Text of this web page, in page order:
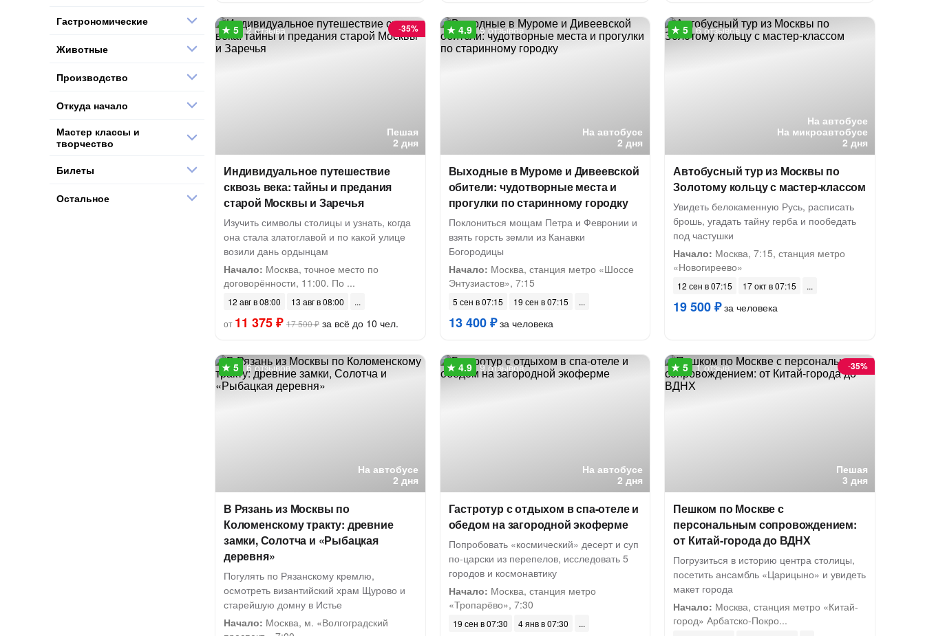
Пешая
2 дня
-35%
2 отзыва
Индивидуальное путешествие
сквозь века: тайны и предания
старой Москвы и Заречья
Изучить символы столицы и узнать, когда
она стала златоглавой и по какой улице
возили дань ордынцам
Начало: Москва, точное место по
договорённости, 11:00. По ...
12 авг в 08:00
13 авг в 08:00
от 11 375 ₽ 17 500 ₽ за всё до 10 чел.
На автобусе
2 дня
9 отзывов
Выходные в Муроме и Дивеевской
обители: чудотворные места и
прогулки по старинному городку
Поклониться мощам Петра и Февронии и
взять горсть земли из Канавки
Богородицы
Начало: Москва, станция метро «Шоссе
Энтузиастов», 7:15
5 сен в 07:15 19 сен в 07:15
13 400 ₽за человека
На автобусе
На микроавтобусе
2 дня
6 отзывов
Автобусный тур из Москвы по
Золотому кольцу с мастер-классом
Увидеть белокаменную Русь, расписать
брошь, угадать тайну герба и пообедать
под частушки
Начало: Москва, 7:15, станция метро
«Новогиреево»
12 сен в 07:15 17 окт в 07:15
19 500 ₽за человека
На автобусе
2 дня
6 отзывов
В Рязань из Москвы по
Коломенскому тракту: древние
замки, Солотча и «Рыбацкая
деревня»
Погулять по Рязанскому кремлю,
осмотреть византийский храм Щурово и
старейшую домну в Истье
Начало: Москва, м. «Волгоградский
На автобусе
2 дня
9 отзывов
Гастротур с отдыхом в спа-отеле и
обедом на загородной экоферме
Попробовать «космический» десерт и суп
по-царски из перепелов, исследовать 5
городов и космонавтику
Начало: Москва, станция метро
«Тропарёво», 7:30
19 сен в 07:30 4 янв в 07:30
Пешая
3 дня
-35%
1 отзыв
Пешком по Москве с
персональным сопровождением:
от Китай-города до ВДНХ
Погрузиться в историю центра столицы,
посетить ансамбль «Царицыно» и увидеть
макет города
Начало: Москва, станция метро «Китай-
город» Арбатско-Покро...
Гастрономические
Животные
Производство
Откуда начало
Мастер классы и
творчество
Билеты
Остальное